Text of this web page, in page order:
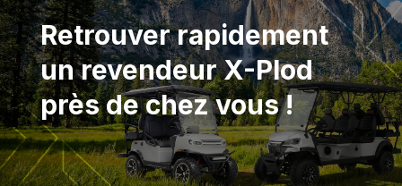
Retrouver rapidement
un revendeur X-Plod
près de chez vous !